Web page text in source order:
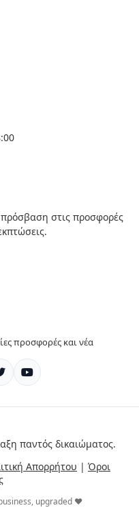
στις προσφορές
προσφορές και νέα
παντός δικαιώματος.
Απορρήτου | Όροι
upgraded ❤️